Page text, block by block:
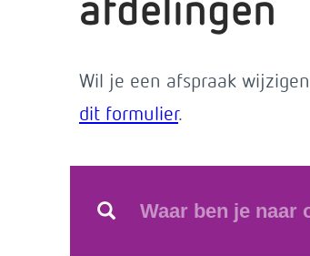
afdelingen
Wil je een afspraak
dit formulier.